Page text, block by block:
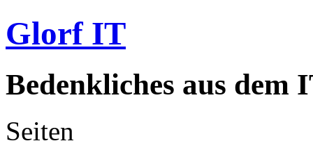
Glorf IT
Bedenkliches aus dem
Seiten